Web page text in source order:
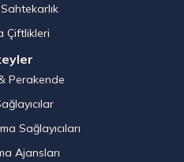
Çiftlikleri
Perakende
Sağlayıcıları
Ajansları